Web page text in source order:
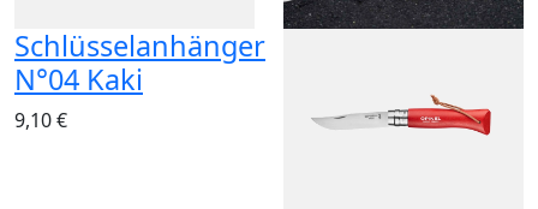
Schlüsselanhänger
N°04 Kaki
9,10 €